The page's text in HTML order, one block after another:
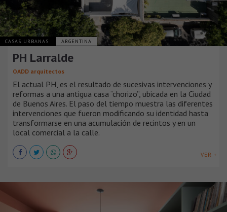
CASAS URBANAS ARGENTINA
PH Larralde
OADD arquitectos
El actual PH, es el resultado de sucesivas intervenciones y
reformas a una antigua casa “chorizo”, ubicada en la Ciudad
de Buenos Aires. El paso del tiempo muestra las diferentes
intervenciones que fueron modificando su identidad hasta
transformarse en una acumulación de recintos y en un
local comercial a la calle.
VER +